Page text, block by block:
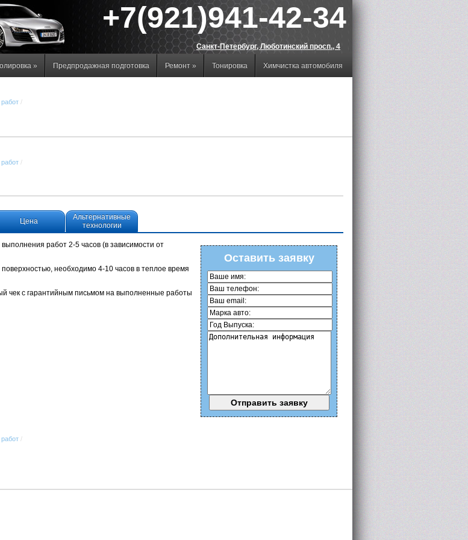
+7(921)941-42-34
Санкт-Петербург, Люботинский просп., 4
» Предпродажная подготовка Ремонт » Тонировка Химчистка автомобиля
/
/
Цена
Альтернативные
технологии
Оставить заявку
работ 2-5 часов (в зависимости от
необходимо 4-10 часов в теплое время
чек с гарантийным письмом на выполненные работы
/